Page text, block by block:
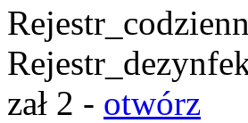
zał 2 - otwórz